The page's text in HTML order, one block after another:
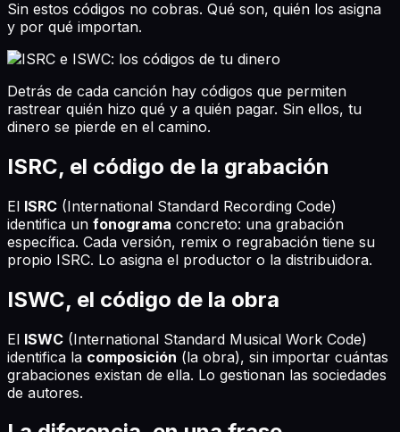
Sin estos códigos no cobras. Qué son, quién los asigna
y por qué importan.
Detrás de cada canción hay códigos que permiten
rastrear quién hizo qué y a quién pagar. Sin ellos, tu
dinero se pierde en el camino.
ISRC, el código de la grabación
El ISRC (International Standard Recording Code)
identifica un fonograma concreto: una grabación
específica. Cada versión, remix o regrabación tiene su
propio ISRC. Lo asigna el productor o la distribuidora.
ISWC, el código de la obra
El ISWC (International Standard Musical Work Code)
identifica la composición (la obra), sin importar cuántas
grabaciones existan de ella. Lo gestionan las sociedades
de autores.